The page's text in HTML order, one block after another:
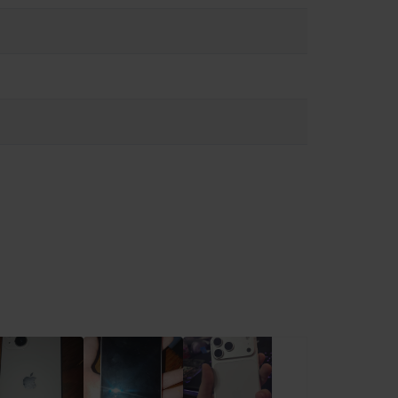
μπορεί να σας αποσπάσει την προσοχή και να